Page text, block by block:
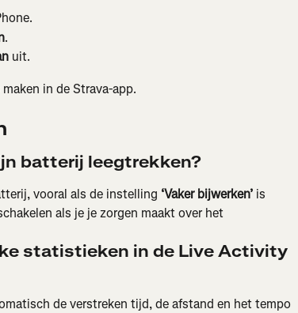
.
uit.
in de Strava-app.
batterij leegtrekken?
vooral als de instelling ‘Vaker bijwerken’ is
als je je zorgen maakt over het
statistieken in de Live Activity
de verstreken tijd, de afstand en het tempo